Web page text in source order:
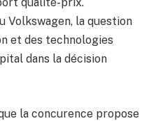
Volkswagen, la question
et des technologies
dans la décision
la concurence propose